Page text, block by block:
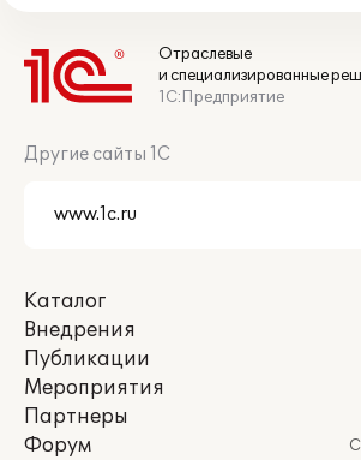
Отраслевые
и специализированные
1С:Предприятие
Другие сайты 1С
Каталог
Внедрения
Публикации
Мероприятия
Партнеры
Форум